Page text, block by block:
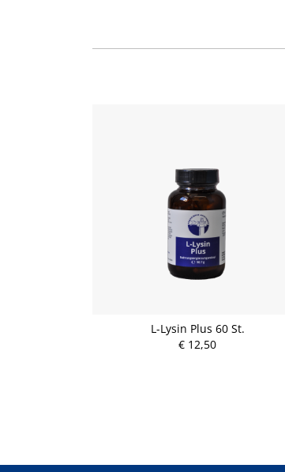
L-Lysin Plus 60 St.
€ 12,50